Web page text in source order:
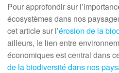
Pour approfondir sur
écosystèmes dans nos
cet article sur l’érosion de la
ailleurs, le lien entre
économiques est central dans
de la biodiversité dans nos